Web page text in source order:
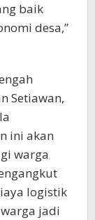
baik
desa,”
Setiawan,
ini akan
warga
logistik
jadi